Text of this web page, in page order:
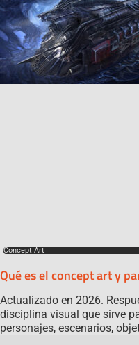
Concept Art
Qué es el concept art y
Actualizado en 2026.
disciplina visual que sirve
personajes, escenarios,